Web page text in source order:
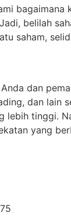
belilah
saham,
dan
dan lain
tinggi.
yang